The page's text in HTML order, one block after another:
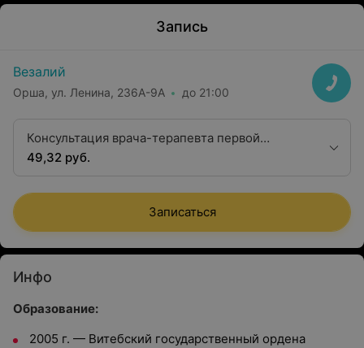
Запись
Везалий
Орша, ул. Ленина, 236А-9А до 21:00
Консультация врача-терапевта первой
категории
49,32 руб.
Записаться
Инфо
Образование:
2005 г. — Витебский государственный ордена